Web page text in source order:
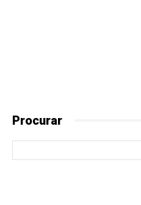
Procurar